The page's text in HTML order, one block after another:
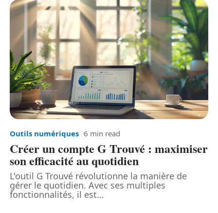
Outils numériques 6 min read
Créer un compte G Trouvé : maximiser
son efficacité au quotidien
L'outil G Trouvé révolutionne la manière de
gérer le quotidien. Avec ses multiples
fonctionnalités, il est…